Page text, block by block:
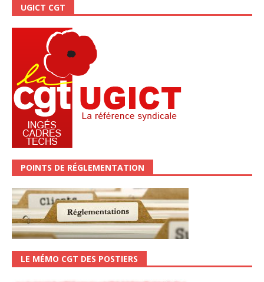
UGICT CGT
POINTS DE RÉGLEMENTATION
LE MÉMO CGT DES POSTIERS